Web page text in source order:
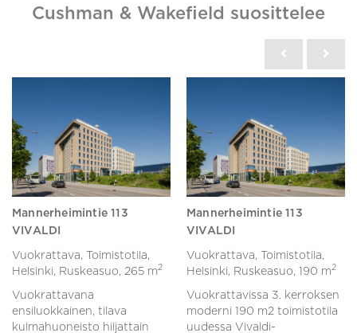
Cushman & Wakefield suosittelee
Mannerheimintie 113
VIVALDI
Vuokrattava, Toimistotila,
Helsinki, Ruskeasuo, 265 m2
Vuokrattavana
ensiluokkainen, tilava
kulmahuoneisto hiljattain
Mannerheimintie 113
VIVALDI
Vuokrattava, Toimistotila,
Helsinki, Ruskeasuo, 190 m2
Vuokrattavissa 3. kerroksen
moderni 190 m2 toimistotila
uudessa Vivaldi-